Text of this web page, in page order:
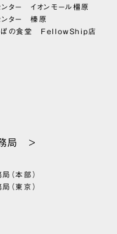
ター イオンモール橿原
ンター 榛原
ぼの食堂 FellowShip店
局 >
（本部）
（東京）